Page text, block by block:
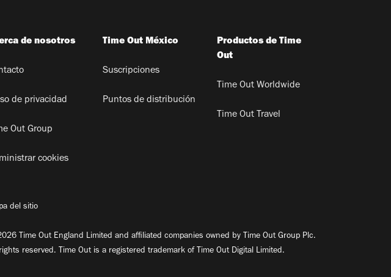
de nosotros
de privacidad
Out Group
cookies
Time Out México
Suscripciones
Puntos de distribución
Productos de Time
Out
Time Out Worldwide
Time Out Travel
del sitio
Time Out England Limited and affiliated companies owned by Time Out Group Plc.
reserved. Time Out is a registered trademark of Time Out Digital Limited.